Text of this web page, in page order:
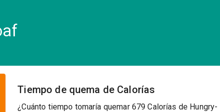
Tiempo de quema de Calorías
¿Cuánto tiempo tomaría quemar 679 Calorías de Hungry-